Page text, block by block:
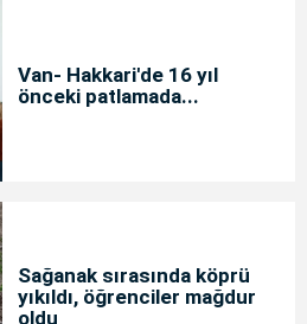
Van- Hakkari'de 16 yıl
önceki patlamada...
Sağanak sırasında köprü
yıkıldı, öğrenciler mağdur
oldu